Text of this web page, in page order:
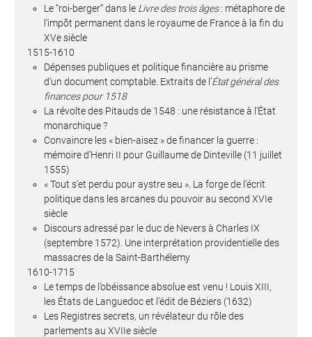
Le “roi-berger” dans le Livre des trois âges: métaphore de
l’impôt permanent dans le royaume de France à la fin du
XVe siècle
1515-1610
Dépenses publiques et politique financière au prisme
d’un document comptable. Extraits de l’État général des
finances pour 1518
La révolte des Pitauds de 1548 : une résistance à l’État
monarchique ?
Convaincre les « bien-aisez » de financer la guerre :
mémoire d’Henri II pour Guillaume de Dinteville (11 juillet
1555)
« Tout s’et perdu pour aystre seu ». La forge de l’écrit
politique dans les arcanes du pouvoir au second XVIe
siècle
Discours adressé par le duc de Nevers à Charles IX
(septembre 1572). Une interprétation providentielle des
massacres de la Saint-Barthélemy
1610-1715
Le temps de l’obéissance absolue est venu ! Louis XIII,
les États de Languedoc et l’édit de Béziers (1632)
Les Registres secrets, un révélateur du rôle des
parlements au XVIIe siècle